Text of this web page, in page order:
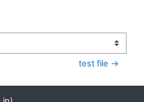
test file →